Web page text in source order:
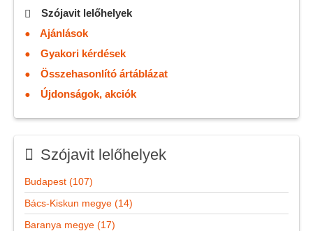
Szójavit lelőhelyek
Ajánlások
Gyakori kérdések
Összehasonlító ártáblázat
Újdonságok, akciók
Szójavit lelőhelyek
Budapest (107)
Bács-Kiskun megye (14)
Baranya megye (17)